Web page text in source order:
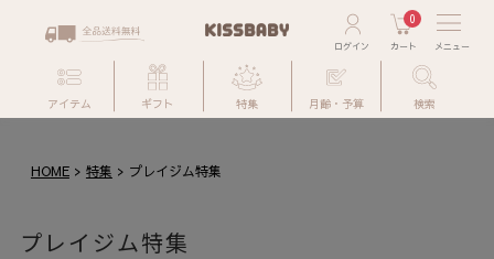
0
アイテム ギフト 特集 月齢・予算 検索
HOME 特集 プレイジム特集
プレイジム特集